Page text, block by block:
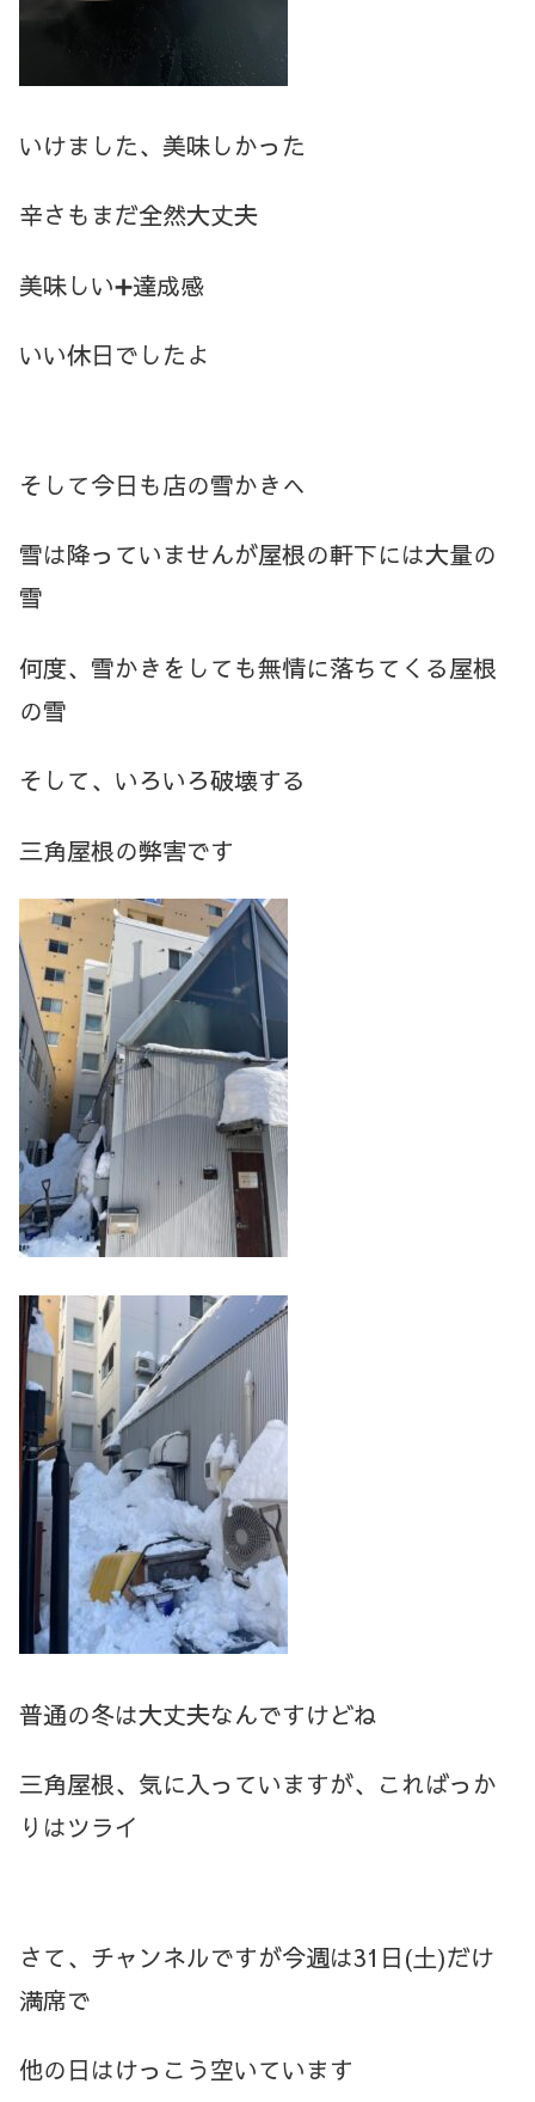
いけました、美味しかった
辛さもまだ全然大丈夫
美味しい➕達成感
いい休日でしたよ
そして今日も店の雪かきへ
雪は降っていませんが屋根の軒下には大量の
雪
何度、雪かきをしても無情に落ちてくる屋根
の雪
そして、いろいろ破壊する
三角屋根の弊害です
普通の冬は大丈夫なんですけどね
三角屋根、気に入っていますが、こればっか
りはツライ
さて、チャンネルですが今週は31日(土)だけ
満席で
他の日はけっこう空いています